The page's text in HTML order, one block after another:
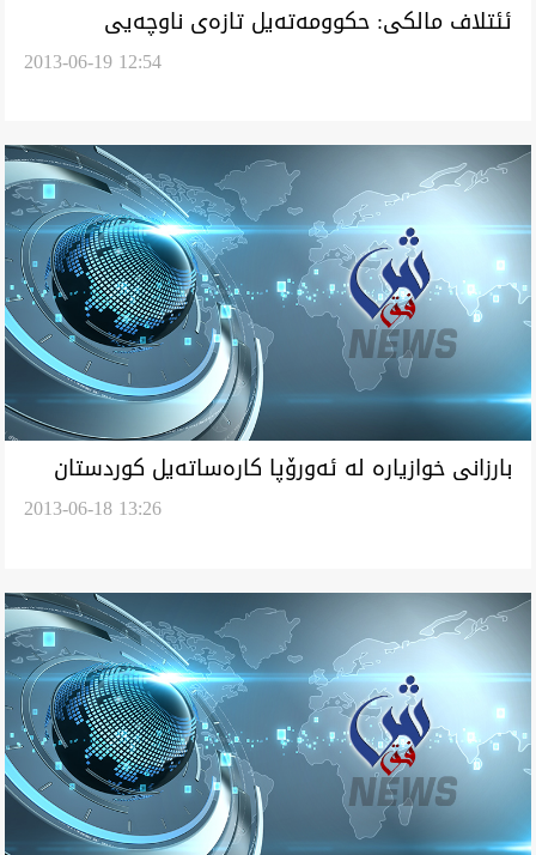
ئئتلاف مالكى: حكوومه‌ته‌يل تازه‌ی ناوچه‌يی
نوێنه‌رايه‌تی خواست سه‌ركرده‌يل سياسی كه‌ن
2013-06-19 12:54
بارزانی خوازياره‌ له‌ ئه‌ورۆپا كاره‌ساته‌يل كوردستان
2013-06-18 13:26